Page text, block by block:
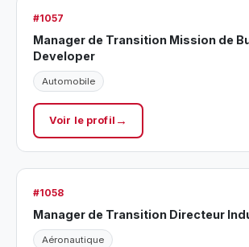
#1057
Manager de Transition Mission de
Developer
Automobile
Voir le profil
#1058
Manager de Transition Directeur
Aéronautique